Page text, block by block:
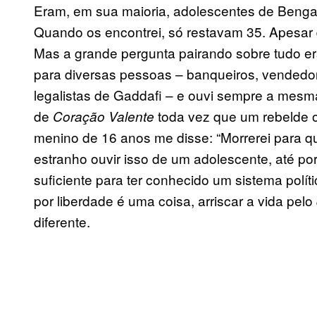
Eram, em sua maioria, adolescentes de
Quando os encontrei, só restavam 35.
Mas a grande pergunta pairando sobre tudo
para diversas pessoas – banqueiros,
legalistas de Gaddafi – e ouvi sempre a
de Coração Valente toda vez que um rebelde
menino de 16 anos me disse: “Morrerei para
estranho ouvir isso de um adolescente, até
suficiente para ter conhecido um sistema
por liberdade é uma coisa, arriscar a vida pelo
diferente.